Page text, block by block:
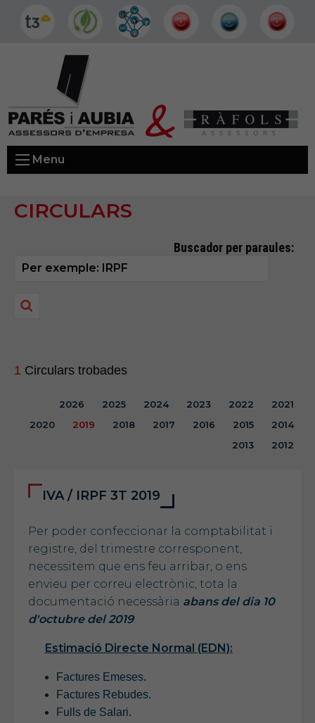
Menu
CIRCULARS
Buscador per paraules:
1 Circulars trobades
2026 2025 2024 2023 2022
2021
2020
2019 2018 2017 2016 2015
2014
2013
2012
IVA / IRPF 3T 2019
Per poder confeccionar la comptabilitat i
registre, del trimestre corresponent,
necessitem que ens feu arribar, o ens
envieu per correu electrònic, tota la
documentació necessària abans del dia 10
d'octubre del 2019:
Estimació Directe Normal (EDN):
Factures Emeses.
Factures Rebudes.
Fulls de Salari.